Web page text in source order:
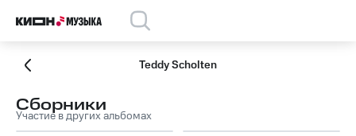
Teddy Scholten
Сборники
Участие в других альбомах